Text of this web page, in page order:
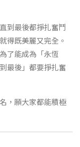
到最後都掙扎奮鬥
得既美麗又完全。
了能成為「永恆
最後」都要掙扎奮
，願大家都能積極